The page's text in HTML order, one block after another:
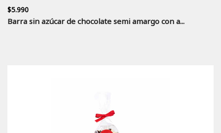
$5.990
Barra sin azúcar de chocolate semi amargo con a...